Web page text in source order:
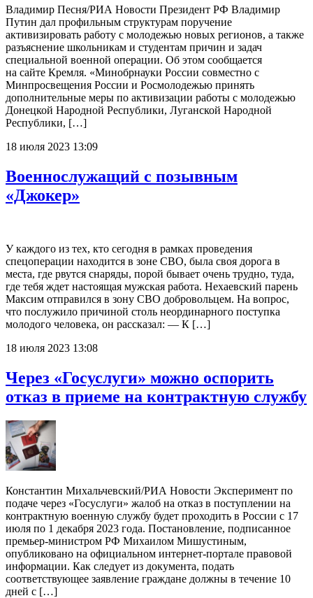
Владимир Песня/РИА Новости Президент РФ Владимир
Путин дал профильным структурам поручение
активизировать работу с молодежью новых регионов, а также
разъяснение школьникам и студентам причин и задач
специальной военной операции. Об этом сообщается
на сайте Кремля. «Минобрнауки России совместно с
Минпросвещения России и Росмолодежью принять
дополнительные меры по активизации работы с молодежью
Донецкой Народной Республики, Луганской Народной
Республики, […]
18 июля 2023 13:09
Военнослужащий с позывным
«Джокер»
У каждого из тех, кто сегодня в рамках проведения
спецоперации находится в зоне СВО, была своя дорога в
места, где рвутся снаряды, порой бывает очень трудно, туда,
где тебя ждет настоящая мужская работа. Нехаевский парень
Максим отправился в зону СВО добровольцем. На вопрос,
что послужило причиной столь неординарного поступка
молодого человека, он рассказал: — К […]
18 июля 2023 13:08
Через «Госуслуги» можно оспорить
отказ в приеме на контрактную службу
Константин Михальчевский/РИА Новости Эксперимент по
подаче через «Госуслуги» жалоб на отказ в поступлении на
контрактную военную службу будет проходить в России с 17
июля по 1 декабря 2023 года. Постановление, подписанное
премьер-министром РФ Михаилом Мишустиным,
опубликовано на официальном интернет-портале правовой
информации. Как следует из документа, подать
соответствующее заявление граждане должны в течение 10
дней с […]